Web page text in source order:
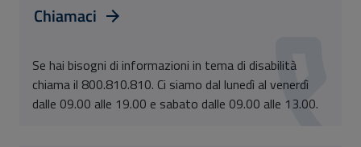
Chiamaci
Se hai bisogni di informazioni in tema di disabilità
chiama il 800.810.810. Ci siamo dal lunedì al venerdì
dalle 09.00 alle 19.00 e sabato dalle 09.00 alle 13.00.